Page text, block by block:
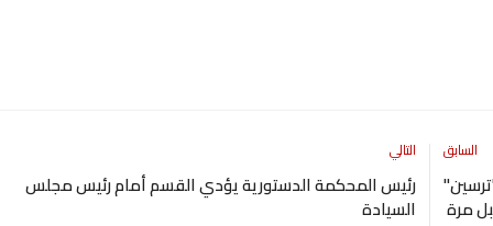
السابق
"ترسين"
مرة
التالي
رئيس المحكمة الدستورية يؤدي القسم أمام رئيس مجلس
السيادة